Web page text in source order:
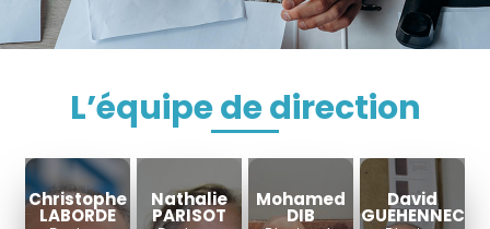
L’équipe de direction
Christophe
LABORDE
Nathalie
PARISOT
Mohamed
DIB
David
GUEHENNEC